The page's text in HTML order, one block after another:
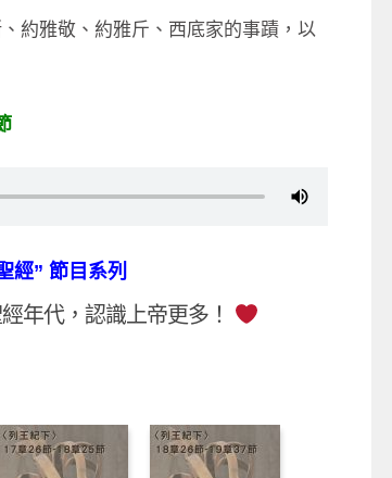
約雅敬、約雅斤、西底家的事蹟，以
經” 節目系列
年代，認識上帝更多！